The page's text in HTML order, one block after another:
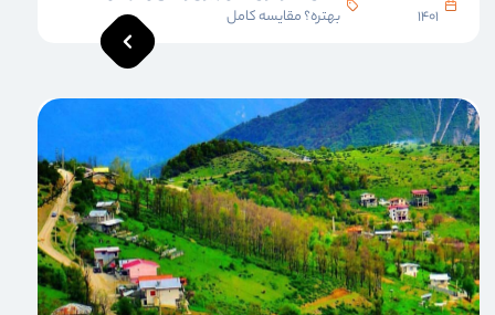
1401
بهتره؟ مقایسه کامل